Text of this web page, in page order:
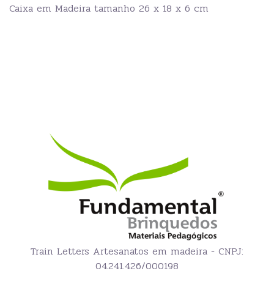
Caixa em Madeira tamanho 26 x 18 x 6 cm
Train Letters Artesanatos em madeira - CNPJ:
04.241.426/000198